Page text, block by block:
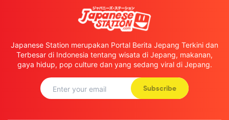
Japanese Station merupakan Portal Berita Jepang Terkini dan
Terbesar di Indonesia tentang wisata di Jepang, makanan,
gaya hidup, pop culture dan yang sedang viral di Jepang.
Subscribe